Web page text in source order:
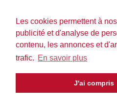
Les cookies permettent à
publicité et d'analyse de
contenu, les annonces et
trafic. En savoir plus
J'ai compris